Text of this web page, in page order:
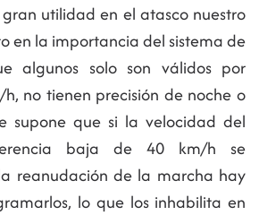
utilidad en el atasco nuestro
en la importancia del sistema de
algunos solo son válidos por
no tienen precisión de noche o
supone que si la velocidad del
baja de 40 km/h se
reanudación de la marcha hay
lo que los inhabilita en